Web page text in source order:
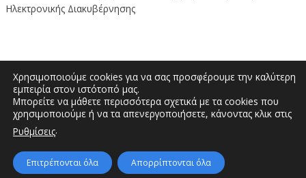
Ηλεκτρονικής Διακυβέρνησης
Διοικητήριο “Κώστας Ταλιαδούρης” |
Τηλέφωνο: 2462353333, 2462353370 | E-
Χρησιμοποιούμε cookies για να σας προσφέρουμε την καλύτερη
εμπειρία στον ιστότοπό μας.
Μπορείτε να μάθετε περισσότερα σχετικά με τα cookies που
χρησιμοποιούμε ή να τα απενεργοποιήσετε, κάνοντας κλικ στις
Ρυθμίσεις.
Επιτρέπονται όλα Απορρίπτονται όλα